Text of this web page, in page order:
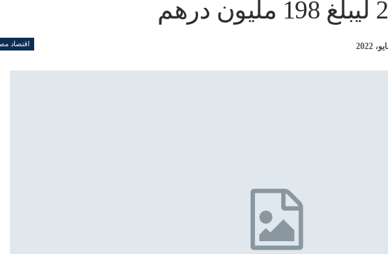
اقتصاد